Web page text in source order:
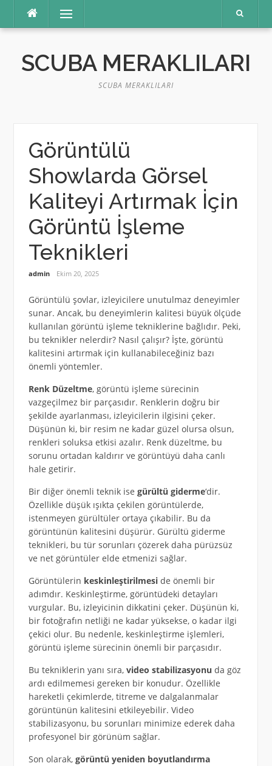
Menü
SCUBA MERAKLILARI
SCUBA MERAKLILARI
Görüntülü
Showlarda Görsel
Kaliteyi Artırmak İçin
Görüntü İşleme
Teknikleri
admin Ekim 20, 2025
Görüntülü şovlar, izleyicilere unutulmaz deneyimler
sunar. Ancak, bu deneyimlerin kalitesi büyük ölçüde
kullanılan görüntü işleme tekniklerine bağlıdır. Peki,
bu teknikler nelerdir? Nasıl çalışır? İşte, görüntü
kalitesini artırmak için kullanabileceğiniz bazı
önemli yöntemler.
Renk Düzeltme, görüntü işleme sürecinin
vazgeçilmez bir parçasıdır. Renklerin doğru bir
şekilde ayarlanması, izleyicilerin ilgisini çeker.
Düşünün ki, bir resim ne kadar güzel olursa olsun,
renkleri soluksa etkisi azalır. Renk düzeltme, bu
sorunu ortadan kaldırır ve görüntüyü daha canlı
hale getirir.
Bir diğer önemli teknik ise gürültü giderme‘dir.
Özellikle düşük ışıkta çekilen görüntülerde,
istenmeyen gürültüler ortaya çıkabilir. Bu da
görüntünün kalitesini düşürür. Gürültü giderme
teknikleri, bu tür sorunları çözerek daha pürüzsüz
ve net görüntüler elde etmenizi sağlar.
Görüntülerin keskinleştirilmeside önemli bir
adımdır. Keskinleştirme, görüntüdeki detayları
vurgular. Bu, izleyicinin dikkatini çeker. Düşünün ki,
bir fotoğrafın netliği ne kadar yüksekse, o kadar ilgi
çekici olur. Bu nedenle, keskinleştirme işlemleri,
görüntü işleme sürecinin önemli bir parçasıdır.
Bu tekniklerin yanı sıra, video stabilizasyonu da göz
ardı edilmemesi gereken bir konudur. Özellikle
hareketli çekimlerde, titreme ve dalgalanmalar
görüntünün kalitesini etkileyebilir. Video
stabilizasyonu, bu sorunları minimize ederek daha
profesyonel bir görünüm sağlar.
Son olarak, görüntü yeniden boyutlandırma